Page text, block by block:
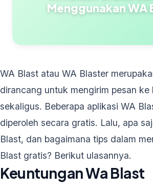
Menggunakan WA
WA Blast atau WA Blaster
dirancang untuk mengirim pesan ke
sekaligus. Beberapa aplikasi WA
diperoleh secara gratis. Lalu, apa
Blast, dan bagaimana tips dalam
Blast gratis? Berikut ulasannya.
Keuntungan Wa Blast